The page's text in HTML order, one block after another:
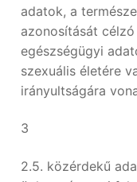
adatok, a
azonosítását
egészségügyi
szexuális életére
irányultságára
3
2.5. közérdekű